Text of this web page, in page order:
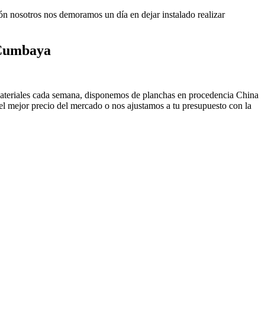
nosotros nos demoramos un día en dejar instalado realizar
cada semana, disponemos de planchas en procedencia China
precio del mercado o nos ajustamos a tu presupuesto con la